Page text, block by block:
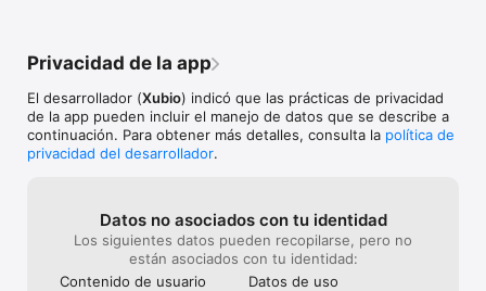
Privacidad de la app
El desarrollador (Xubio) indicó que las prácticas de privacidad
de la app pueden incluir el manejo de datos que se describe a
continuación. Para obtener más detalles, consulta la política de
privacidad del desarrollador.
Datos no asociados con tu identidad
Los siguientes datos pueden recopilarse, pero no
están asociados con tu identidad:
Contenido de usuario
Datos de uso